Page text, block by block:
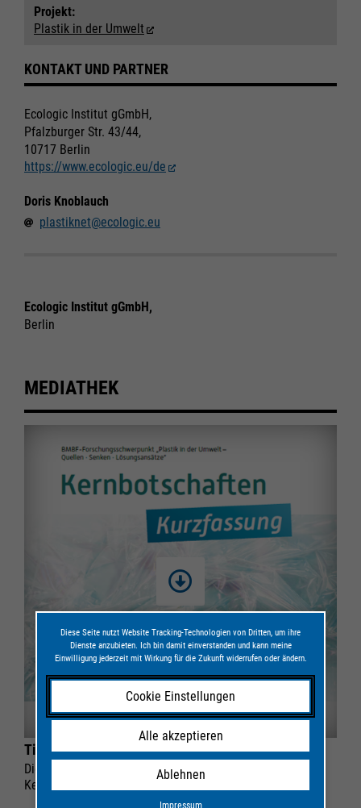
Projekt:
Plastik in der Umwelt
KONTAKT UND PARTNER
Ecologic Institut gGmbH,
Pfalzburger Str. 43/44,
10717 Berlin
https://www.ecologic.eu/de
Doris Knoblauch
plastiknet@ecologic.eu
Ecologic Institut gGmbH,
Berlin
MEDIATHEK
Titelseite der Kurzfassung der Kernbotschaften
Dies ist der Download-Link zur Kurzfassung der
Kernbotschaften.
Diese Seite nutzt Website Tracking-Technologien von Dritten, um ihre
Dienste anzubieten. Ich bin damit einverstanden und kann meine
Einwilligung jederzeit mit Wirkung für die Zukunft widerrufen oder ändern.
Cookie Einstellungen
Alle akzeptieren
Ablehnen